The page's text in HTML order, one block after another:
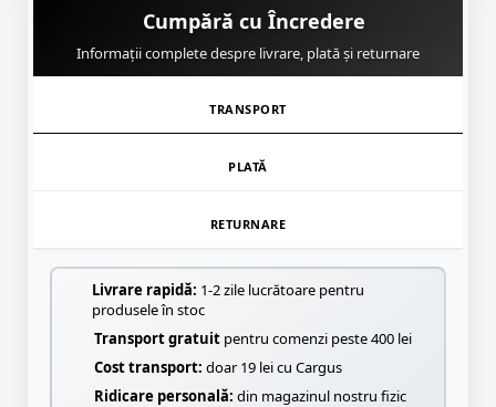
Cumpără cu Încredere
Informații complete despre livrare, plată și returnare
TRANSPORT
PLATĂ
RETURNARE
Livrare rapidă: 1-2 zile lucrătoare pentru
produsele în stoc
Transport gratuit pentru comenzi peste 400 lei
Cost transport: doar 19 lei cu Cargus
Ridicare personală: din magazinul nostru fizic